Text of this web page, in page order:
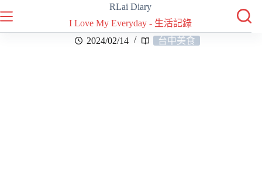
RLai Diary
I Love My Everyday - 生活記錄
2024/02/14
台中美食